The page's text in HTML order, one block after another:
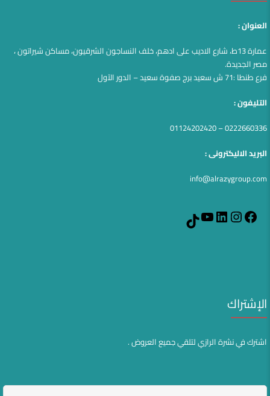
العنوان :
عمارة 13ط، شارع الاديب على ادهم، خلف النساجون الشرقيون، مساكن شيراتون ،
مصر الجديدة.
فرع طنطا :71 ش سعيد برج صفوة سعيد – الدور الآول
التليفون :
0222660336 – 01124202420
البريد الاليكترونى :
info@alrazygroup.com
Facebook
Instagram
LinkedIn
YouTube
الإشتراك
اشترك في نشرة الرازي لتلقي جميع العروض .